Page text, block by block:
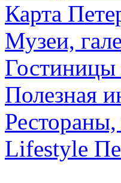
Карта
Музеи,
Гостиницы
Полезная
Lifestyle